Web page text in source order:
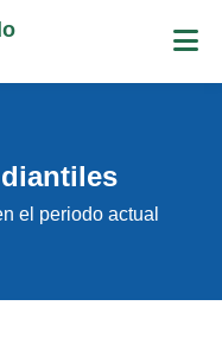
el periodo actual